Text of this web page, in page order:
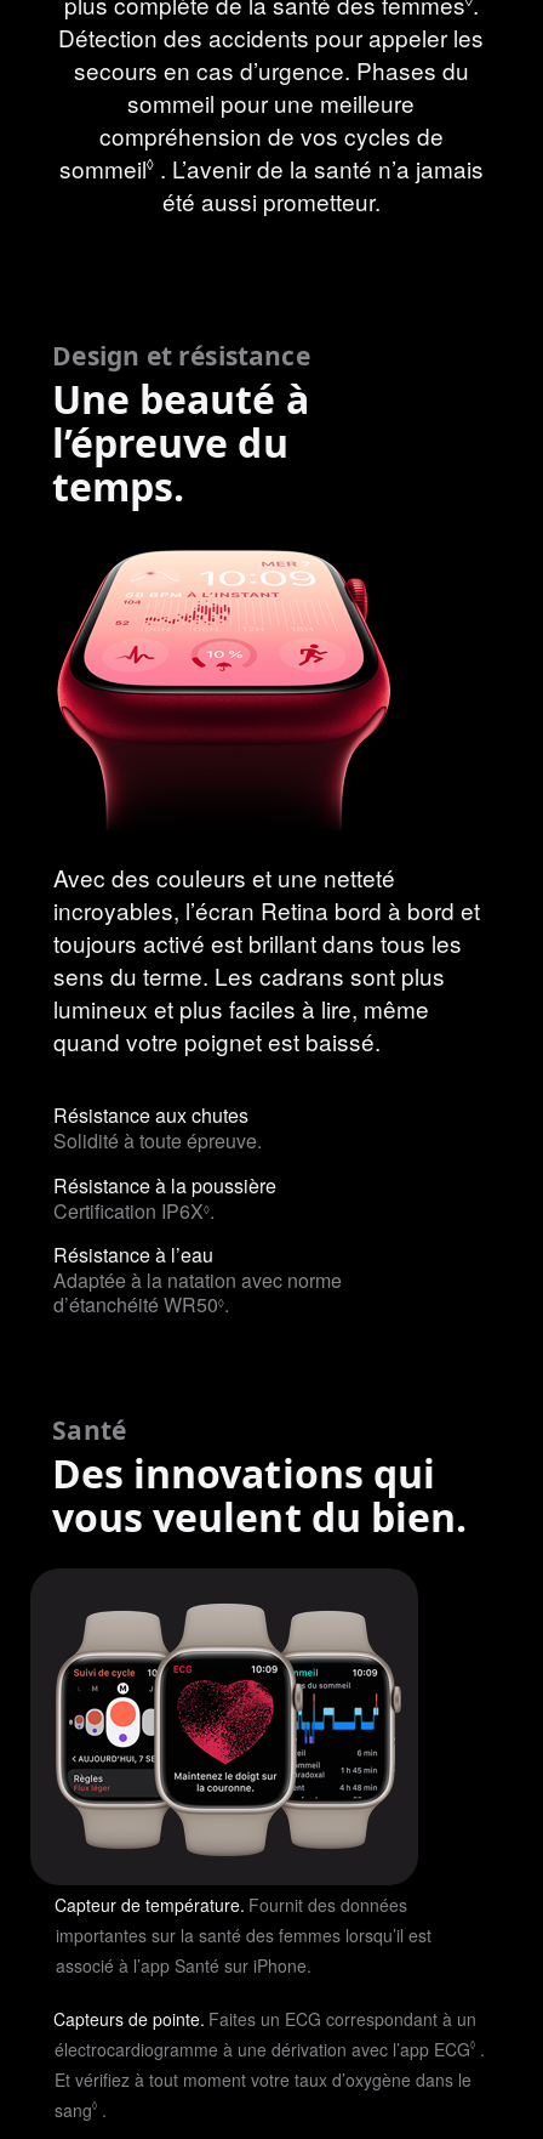
mentions
légales
les
Détection des accidents pour appeler les
secours en cas d’urgence. Phases du
sommeil pour une meilleure
compréhension de vos cycles de
sommeil◊ Voir
les
. L’avenir de la santé n’a jamais
été aussi prometteur.
Design et résistance
Une beauté à
l’épreuve du
temps.
Avec des couleurs et une netteté
incroyables, l’écran Retina bord à bord et
toujours activé est brillant dans tous les
sens du terme. Les cadrans sont plus
lumineux et plus faciles à lire, même
quand votre poignet est baissé.
Résistance aux chutes
Solidité à toute épreuve.
Résistance à la poussière
Certification IP6X◊Voir
mentions
légales
.
Résistance à l’eau
Adaptée à la natation avec norme
d’étanchéité WR50◊Voir
.
Santé
Des innovations qui
vous veulent du bien.
Capteur de température. Fournit des données
importantes sur la santé des femmes lorsqu’il est
associé à l’app Santé sur iPhone.
Capteurs de pointe. Faites un ECG correspondant à un
électrocardiogramme à une dérivation avec l’app ECG◊ .
Et vérifiez à tout moment votre taux d’oxygène dans le
sang◊ .